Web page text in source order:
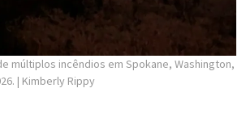
múltiplos incêndios em Spokane, Washington,
| Kimberly Rippy